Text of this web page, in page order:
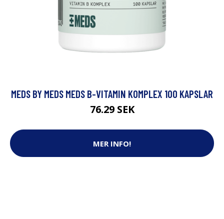
MEDS BY MEDS MEDS B-VITAMIN KOMPLEX 100 KAPSLAR
76.29 SEK
MER INFO!